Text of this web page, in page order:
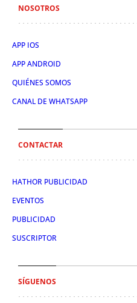
NOSOTROS
APP IOS
APP ANDROID
QUIÉNES SOMOS
CANAL DE WHATSAPP
CONTACTAR
HATHOR PUBLICIDAD
EVENTOS
PUBLICIDAD
SUSCRIPTOR
SÍGUENOS